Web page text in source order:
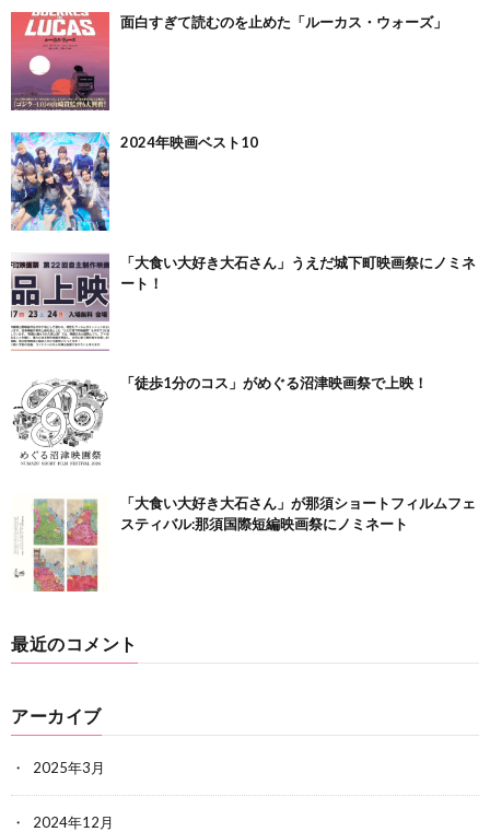
面白すぎて読むのを止めた「ルーカス・ウォーズ」
2024年映画ベスト10
「大食い大好き大石さん」うえだ城下町映画祭にノミネ
ート！
「徒歩1分のコス」がめぐる沼津映画祭で上映！
「大食い大好き大石さん」が那須ショートフィルムフェ
スティバル:那須国際短編映画祭にノミネート
最近のコメント
アーカイブ
2025年3月
2024年12月